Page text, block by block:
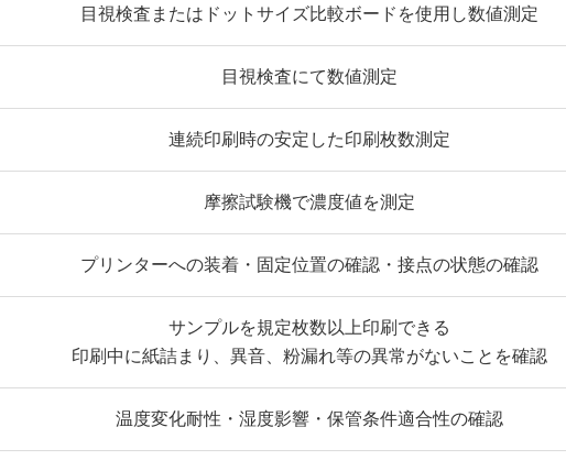
目視検査またはドットサイズ比較ボードを使用し数値測定
目視検査にて数値測定
連続印刷時の安定した印刷枚数測定
摩擦試験機で濃度値を測定
プリンターへの装着・固定位置の確認・接点の状態の確認
サンプルを規定枚数以上印刷できる
印刷中に紙詰まり、異音、粉漏れ等の異常がないことを確認
温度変化耐性・湿度影響・保管条件適合性の確認